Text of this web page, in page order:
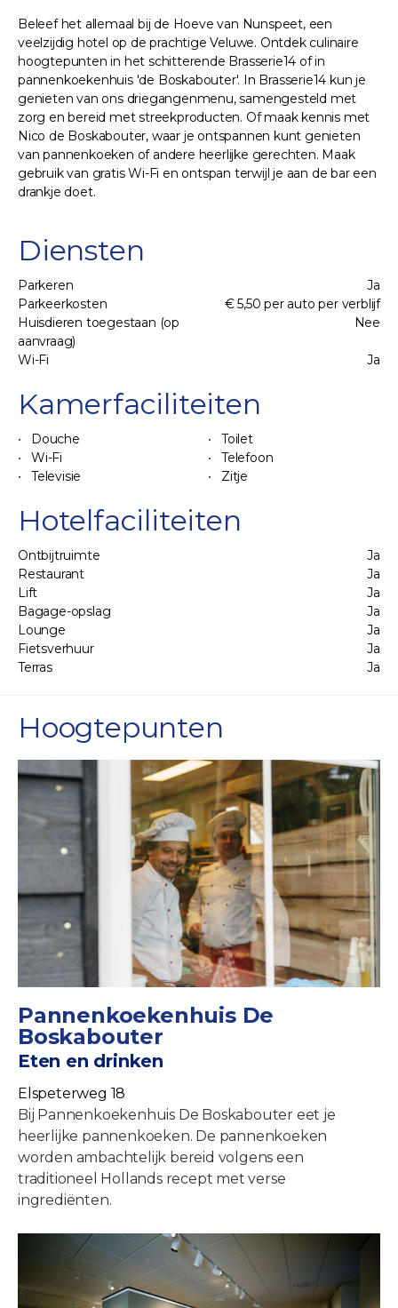
Beleef het allemaal bij de Hoeve van Nunspeet, een
veelzijdig hotel op de prachtige Veluwe. Ontdek culinaire
hoogtepunten in het schitterende Brasserie14 of in
pannenkoekenhuis 'de Boskabouter'. In Brasserie14 kun je
genieten van ons driegangenmenu, samengesteld met
zorg en bereid met streekproducten. Of maak kennis met
Nico de Boskabouter, waar je ontspannen kunt genieten
van pannenkoeken of andere heerlijke gerechten. Maak
gebruik van gratis Wi-Fi en ontspan terwijl je aan de bar een
drankje doet.
Diensten
Parkeren
Ja
Parkeerkosten
€ 5,50 per auto per verblijf
Huisdieren toegestaan (op
aanvraag)
Nee
Wi-Fi Ja
Kamerfaciliteiten
Douche
Toilet
Wi-Fi
Telefoon
Televisie
Zitje
Hotelfaciliteiten
Ontbijtruimte
Ja
Restaurant
Ja
Lift
Ja
Bagage-opslag
Ja
Lounge
Ja
Fietsverhuur
Ja
Terras
Ja
Hoogtepunten
Pannenkoekenhuis De
Boskabouter
Eten en drinken
Elspeterweg 18
Bij Pannenkoekenhuis De Boskabouter eet je
heerlijke pannenkoeken. De pannenkoeken
worden ambachtelijk bereid volgens een
traditioneel Hollands recept met verse
ingrediënten.